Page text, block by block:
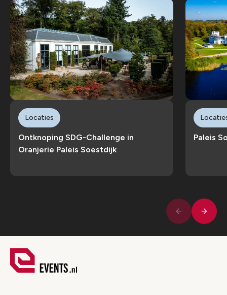
Ontknoping SDG-Challenge in
Oranjerie Paleis Soestdijk
Locaties
Paleis
Vorige